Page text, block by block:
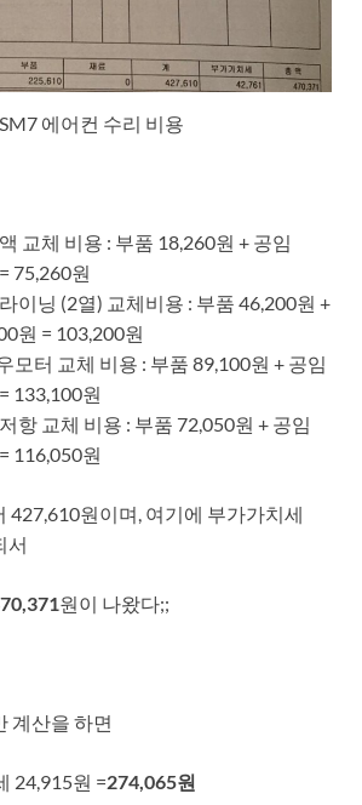
SM7 에어컨 수리 비용
교체 비용 : 부품 18,260원 + 공임
75,260원
이닝 (2열) 교체비용 : 부품 46,200원 +
원 = 103,200원
모터 교체 비용 : 부품 89,100원 + 공임
133,100원
항 교체 비용 : 부품 72,050원 + 공임
116,050원
427,610원이며, 여기에 부가가치세
서
원이 나왔다;;
계산을 하면
24,915원 =274,065원